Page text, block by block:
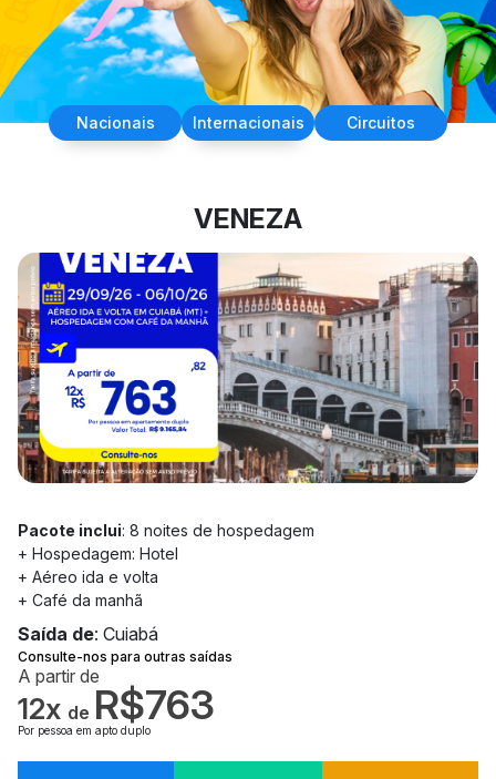
Nacionais Internacionais Circuitos
VENEZA
Pacote inclui: 8 noites de hospedagem
+ Hospedagem: Hotel
+ Aéreo ida e volta
+ Café da manhã
Saída de: Cuiabá
Consulte-nos para outras saídas
A partir de
12x de R$763
Por pessoa em apto duplo